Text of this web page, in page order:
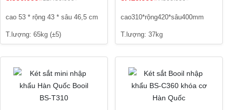
cao 53 * rộng 43 * sâu 46,5 cm
T.lượng: 65kg (±5)
cao310*rộng420*sâu400mm
T.lượng: 37kg